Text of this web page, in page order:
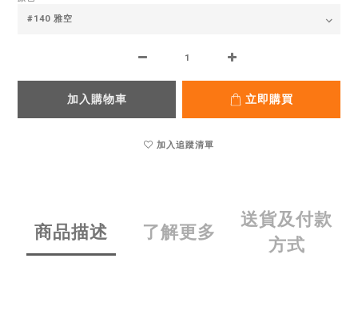
加入購物車 立即購買
加入追蹤清單
商品描述 了解更多
送貨及付款
方式